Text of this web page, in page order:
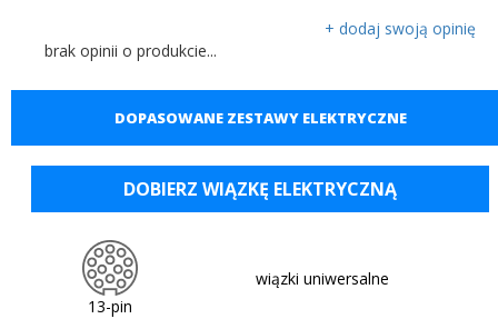
+ dodaj swoją opinię
brak opinii o produkcie...
DOPASOWANE ZESTAWY ELEKTRYCZNE
DOBIERZ WIĄZKĘ ELEKTRYCZNĄ
13-pin
wiązki uniwersalne